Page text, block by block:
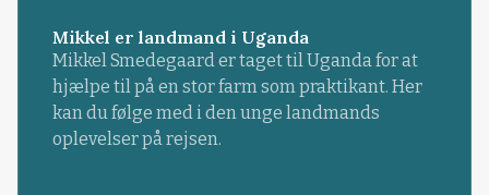
Mikkel er landmand i Uganda
Mikkel Smedegaard er taget til Uganda for at
hjælpe til på en stor farm som praktikant. Her
kan du følge med i den unge landmands
oplevelser på rejsen.